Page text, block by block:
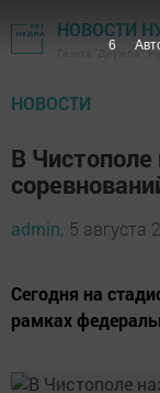
НОВОСТИ
Газета "Дружба",
НОВОСТИ
В Чистополе
admin, 5 августа
Сегодня на
рамках
5